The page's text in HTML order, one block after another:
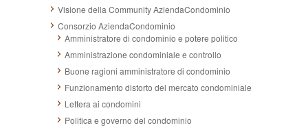
Visione della Community AziendaCondominio
Consorzio AziendaCondominio
Amministratore di condominio e potere politico
Amministrazione condominiale e controllo
Buone ragioni amministratore di condominio
Funzionamento distorto del mercato condominiale
Lettera ai condomini
Politica e governo del condominio